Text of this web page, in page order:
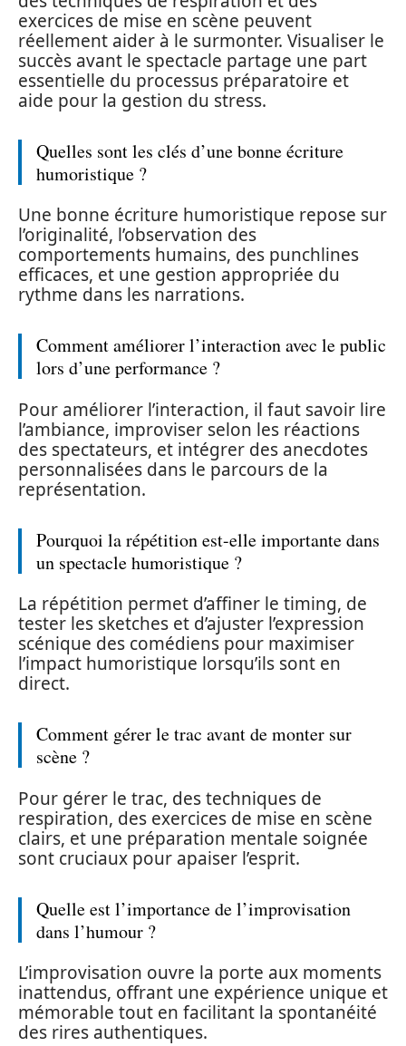
exercices de mise en scène peuvent
réellement aider à le surmonter. Visualiser le
succès avant le spectacle partage une part
essentielle du processus préparatoire et
aide pour la gestion du stress.
Quelles sont les clés d’une bonne écriture
humoristique ?
Une bonne écriture humoristique repose sur
l’originalité, l’observation des
comportements humains, des punchlines
efficaces, et une gestion appropriée du
rythme dans les narrations.
Comment améliorer l’interaction avec le public
lors d’une performance ?
Pour améliorer l’interaction, il faut savoir lire
l’ambiance, improviser selon les réactions
des spectateurs, et intégrer des anecdotes
personnalisées dans le parcours de la
représentation.
Pourquoi la répétition est-elle importante dans
un spectacle humoristique ?
La répétition permet d’affiner le timing, de
tester les sketches et d’ajuster l’expression
scénique des comédiens pour maximiser
l’impact humoristique lorsqu’ils sont en
direct.
Comment gérer le trac avant de monter sur
scène ?
Pour gérer le trac, des techniques de
respiration, des exercices de mise en scène
clairs, et une préparation mentale soignée
sont cruciaux pour apaiser l’esprit.
Quelle est l’importance de l’improvisation
dans l’humour ?
L’improvisation ouvre la porte aux moments
inattendus, offrant une expérience unique et
mémorable tout en facilitant la spontanéité
des rires authentiques.